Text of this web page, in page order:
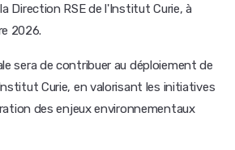
Direction RSE de l'Institut Curie, à
2026.
sera de contribuer au déploiement de
Curie, en valorisant les initiatives
des enjeux environnementaux